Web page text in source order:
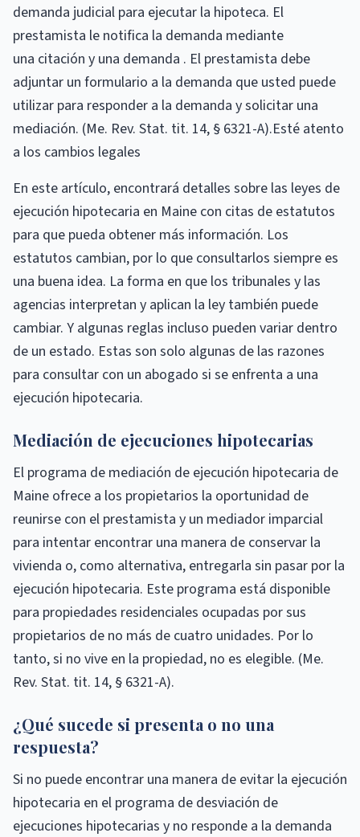
demanda judicial para ejecutar la hipoteca. El
prestamista le notifica la demanda mediante
una citación y una demanda . El prestamista debe
adjuntar un formulario a la demanda que usted puede
utilizar para responder a la demanda y solicitar una
mediación. (Me. Rev. Stat. tit. 14, § 6321-A).Esté atento
a los cambios legales
En este artículo, encontrará detalles sobre las leyes de
ejecución hipotecaria en Maine con citas de estatutos
para que pueda obtener más información. Los
estatutos cambian, por lo que consultarlos siempre es
una buena idea. La forma en que los tribunales y las
agencias interpretan y aplican la ley también puede
cambiar. Y algunas reglas incluso pueden variar dentro
de un estado. Estas son solo algunas de las razones
para consultar con un abogado si se enfrenta a una
ejecución hipotecaria.
Mediación de ejecuciones hipotecarias
El programa de mediación de ejecución hipotecaria de
Maine ofrece a los propietarios la oportunidad de
reunirse con el prestamista y un mediador imparcial
para intentar encontrar una manera de conservar la
vivienda o, como alternativa, entregarla sin pasar por la
ejecución hipotecaria. Este programa está disponible
para propiedades residenciales ocupadas por sus
propietarios de no más de cuatro unidades. Por lo
tanto, si no vive en la propiedad, no es elegible. (Me.
Rev. Stat. tit. 14, § 6321-A).
¿Qué sucede si presenta o no una
respuesta?
Si no puede encontrar una manera de evitar la ejecución
hipotecaria en el programa de desviación de
ejecuciones hipotecarias y no responde a la demanda